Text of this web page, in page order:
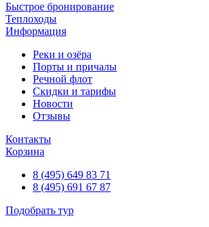
Быстрое бронирование
Теплоходы
Информация
Реки и озёра
Порты и причалы
Речной флот
Скидки и тарифы
Новости
Отзывы
Контакты
Корзина
8 (495) 649 83 71
8 (495) 691 67 87
Подобрать тур